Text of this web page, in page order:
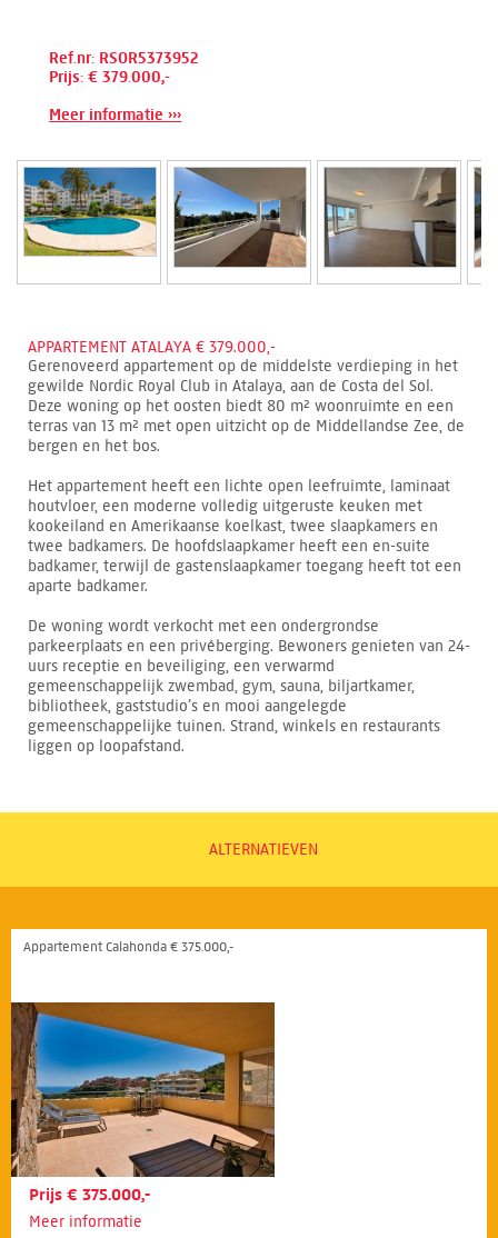
Ref.nr: RSOR5373952
Prijs: € 379.000,-
Meer informatie ›››
APPARTEMENT ATALAYA € 379.000,-
Gerenoveerd appartement op de middelste verdieping in het
gewilde Nordic Royal Club in Atalaya, aan de Costa del Sol.
Deze woning op het oosten biedt 80 m² woonruimte en een
terras van 13 m² met open uitzicht op de Middellandse Zee, de
bergen en het bos.
Het appartement heeft een lichte open leefruimte, laminaat
houtvloer, een moderne volledig uitgeruste keuken met
kookeiland en Amerikaanse koelkast, twee slaapkamers en
twee badkamers. De hoofdslaapkamer heeft een en-suite
badkamer, terwijl de gastenslaapkamer toegang heeft tot een
aparte badkamer.
De woning wordt verkocht met een ondergrondse
parkeerplaats en een privéberging. Bewoners genieten van 24-
uurs receptie en beveiliging, een verwarmd
gemeenschappelijk zwembad, gym, sauna, biljartkamer,
bibliotheek, gaststudio’s en mooi aangelegde
gemeenschappelijke tuinen. Strand, winkels en restaurants
liggen op loopafstand.
ALTERNATIEVEN
Appartement Calahonda € 375.000,-
Prijs € 375.000,-
Meer informatie